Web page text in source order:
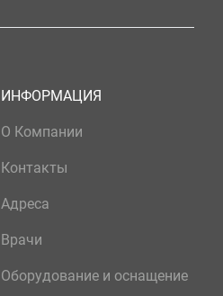
ИНФОРМАЦИЯ
О Компании
Контакты
Адреса
Врачи
Оборудование и оснащение